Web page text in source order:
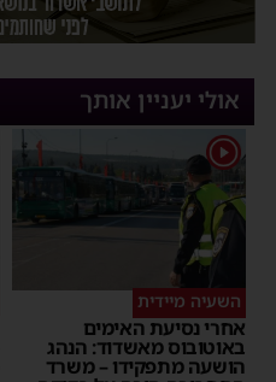
אולי יעניין אותך
1
השעיה מיידית
אחרי נסיעת האימים
באוטובוס מאשדוד: הנהג
הושעה מתפקידו – משרד